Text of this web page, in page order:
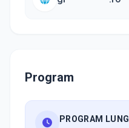
Program
PROGRAM LUNG